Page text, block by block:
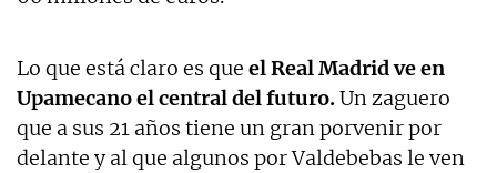
Lo que está claro es que el Real Madrid ve en
Upamecano el central del futuro.Un zaguero
que a sus 21 años tiene un gran porvenir por
delante y al que algunos por Valdebebas le ven